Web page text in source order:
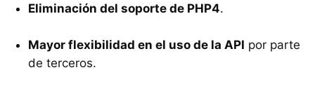
Eliminación del soporte de PHP4.
Mayor flexibilidad en el uso de la API por parte
de terceros.